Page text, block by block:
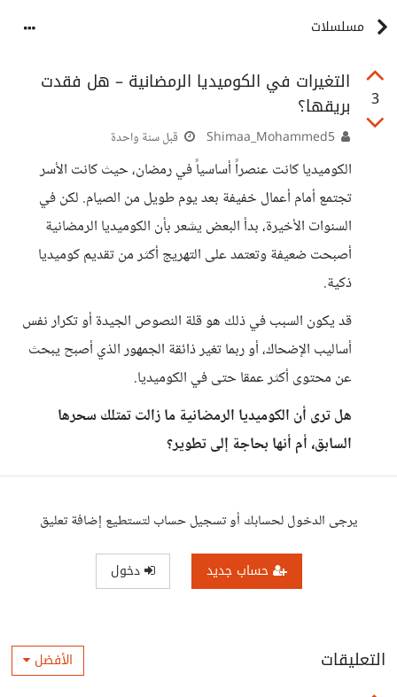
مسلسلات
3
التغيرات في الكوميديا الرمضانية – هل فقدت
بريقها؟
قبل سنة واحدة
الكوميديا كانت عنصراً أساسياً في رمضان، حيث كانت الأسر
تجتمع أمام أعمال خفيفة بعد يوم طويل من الصيام. لكن في
السنوات الأخيرة، بدأ البعض يشعر بأن الكوميديا الرمضانية
أصبحت ضعيفة وتعتمد على التهريج أكثر من تقديم كوميديا
ذكية.
قد يكون السبب في ذلك هو قلة النصوص الجيدة أو تكرار نفس
أساليب الإضحاك، أو ربما تغير ذائقة الجمهور الذي أصبح يبحث
عن محتوى أكثر عمقا حتى في الكوميديا.
هل ترى أن الكوميديا الرمضانية ما زالت تمتلك سحرها
السابق، أم أنها بحاجة إلى تطوير؟
يرجى الدخول لحسابك أو تسجيل حساب لتستطيع إضافة تعليق
حساب جديد دخول
التعليقات الأفضل